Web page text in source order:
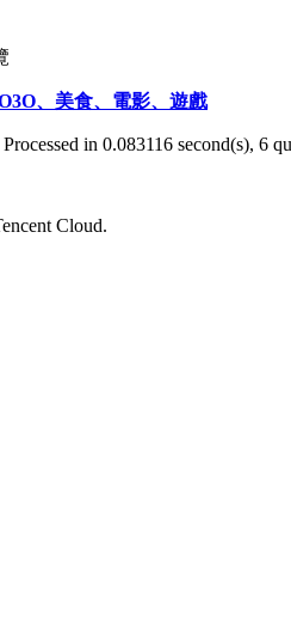
、美食、電影、遊戲
Processed in 0.083116 second(s), 6
Cloud.